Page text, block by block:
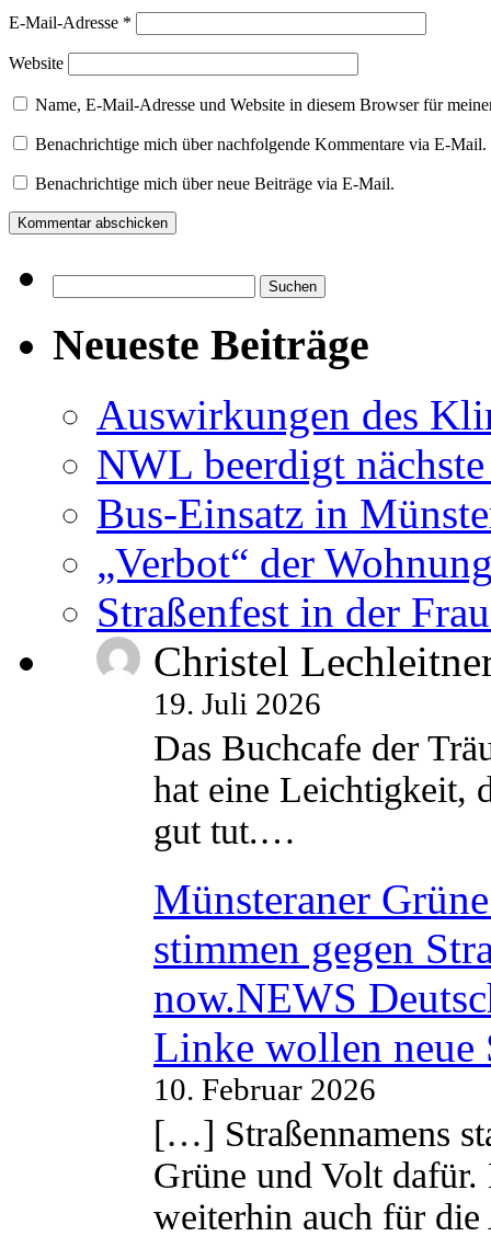
E-Mail-Adresse *
Website
Name, E-Mail-Adresse und Website in diesem Browser für
Benachrichtige mich über nachfolgende Kommentare via E-Mail.
Benachrichtige mich über neue Beiträge via E-Mail.
nach:
Neueste Beiträge
Auswirkungen des
NWL beerdigt
Bus-Einsatz in
„Verbot“ der
Straßenfest in der
Christel
19. Juli 2026
Das Buchcafe der
hat eine Leichtigkeit,
gut tut.…
Münsteraner
stimmen gegen
now.NEWS
Linke wollen neue
10. Februar 2026
[…] Straßennamens
Grüne und Volt
weiterhin auch für